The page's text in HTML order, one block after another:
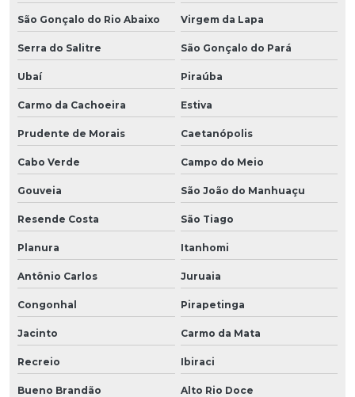
São Gonçalo do Rio Abaixo Virgem da Lapa
Serra do Salitre São Gonçalo do Pará
Ubaí Piraúba
Carmo da Cachoeira Estiva
Prudente de Morais Caetanópolis
Cabo Verde Campo do Meio
Gouveia São João do Manhuaçu
Resende Costa São Tiago
Planura Itanhomi
Antônio Carlos Juruaia
Congonhal Pirapetinga
Jacinto Carmo da Mata
Recreio Ibiraci
Bueno Brandão Alto Rio Doce